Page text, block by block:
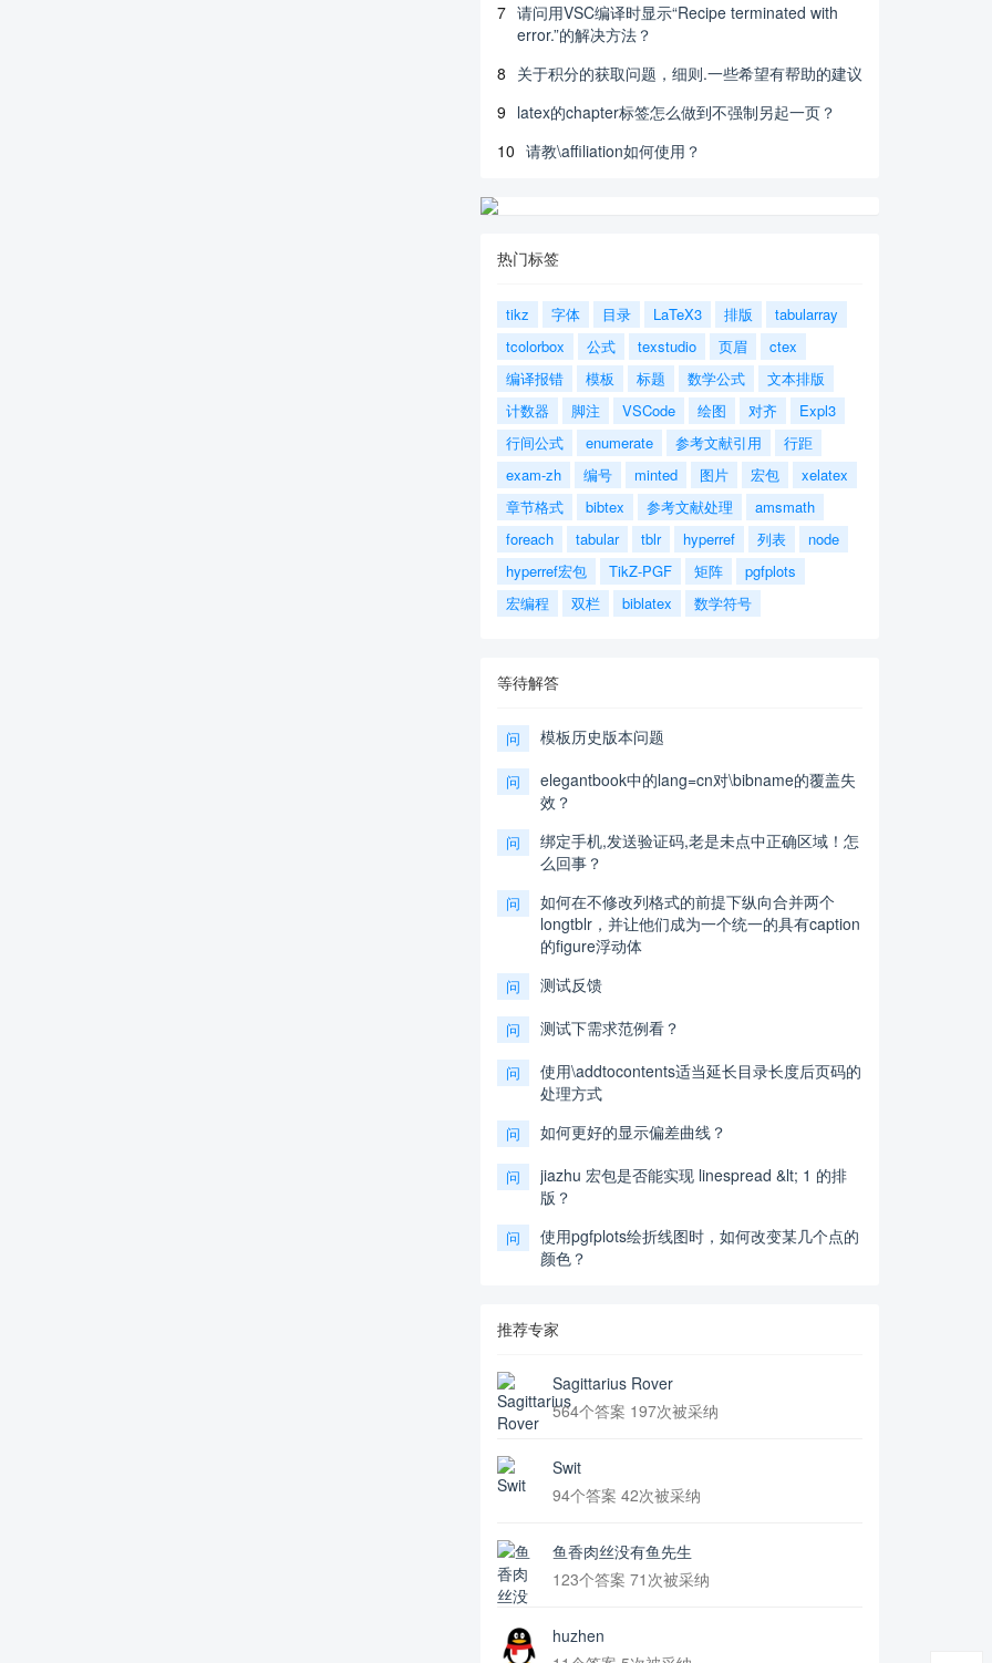
7 请问用VSC编译时显示“Recipe terminated with
error.”的解决方法？
8 关于积分的获取问题，细则.一些希望有帮助的建议
9 latex的chapter标签怎么做到不强制另起一页？
10 请教\affiliation如何使用？
热门标签
tikz 字体 目录 LaTeX3 排版
tabularray
tcolorbox
公式 texstudio 页眉
ctex
编译报错
模板 标题 数学公式
文本排版
计数器
脚注 VSCode 绘图 对齐
Expl3
行间公式
enumerate 参考文献引用
行距
exam-zh
编号 minted 图片 宏包
xelatex
章节格式
bibtex 参考文献处理
amsmath
foreach
tabular tblr hyperref 列表
node
hyperref宏包
TikZ-PGF 矩阵
pgfplots
宏编程
双栏 biblatex 数学符号
等待解答
问 模板历史版本问题
问
elegantbook中的lang=cn对\bibname的覆盖失
效？
问
绑定手机,发送验证码,老是未点中正确区域！怎
么回事？
问
如何在不修改列格式的前提下纵向合并两个
longtblr，并让他们成为一个统一的具有caption
的figure浮动体
问 测试反馈
问 测试下需求范例看？
问
使用\addtocontents适当延长目录长度后页码的
处理方式
问 如何更好的显示偏差曲线？
问
jiazhu 宏包是否能实现 linespread &lt; 1 的排
版？
问
使用pgfplots绘折线图时，如何改变某几个点的
颜色？
推荐专家
Sagittarius Rover
564个答案 197次被采纳
Swit
94个答案 42次被采纳
鱼香肉丝没有鱼先生
123个答案 71次被采纳
huzhen